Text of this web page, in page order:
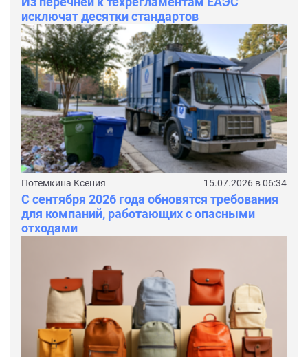
исключат десятки стандартов
Потемкина Ксения 15.07.2026 в 06:34
С сентября 2026 года обновятся требования
для компаний, работающих с опасными
отходами